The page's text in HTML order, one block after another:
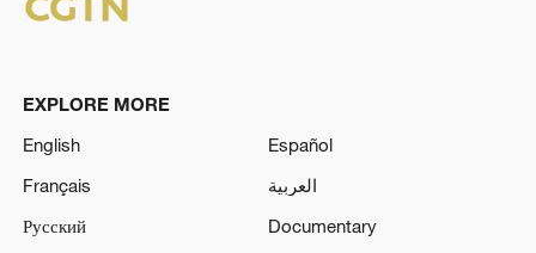
EXPLORE MORE
English
Español
Français
العربية
Русский
Documentary